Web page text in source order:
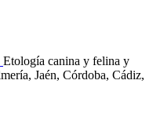
Etología canina y felina y
Jaén, Córdoba, Cádiz,